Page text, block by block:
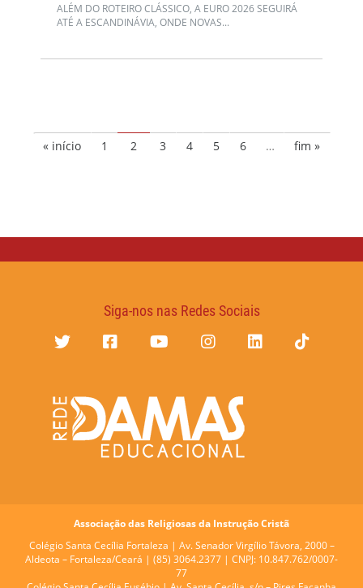
ALÉM DO ROTEIRO CLÁSSICO, A EURO 2026 SEGUIRÁ
ATÉ A ESCANDINÁVIA, ONDE NOVAS...
« início 1 2 3 4 5 6 … fim »
Siga-nos nas Redes Sociais
Associação das Religiosas da Instrução Cristã
Colégio Santa Cecília Fortaleza | Av. Senador Virgílio Távora, 2000 –
Aldeota – Fortaleza/Ceará | (85) 3064.2377 | CNPJ: 10.847.762/0007-
77